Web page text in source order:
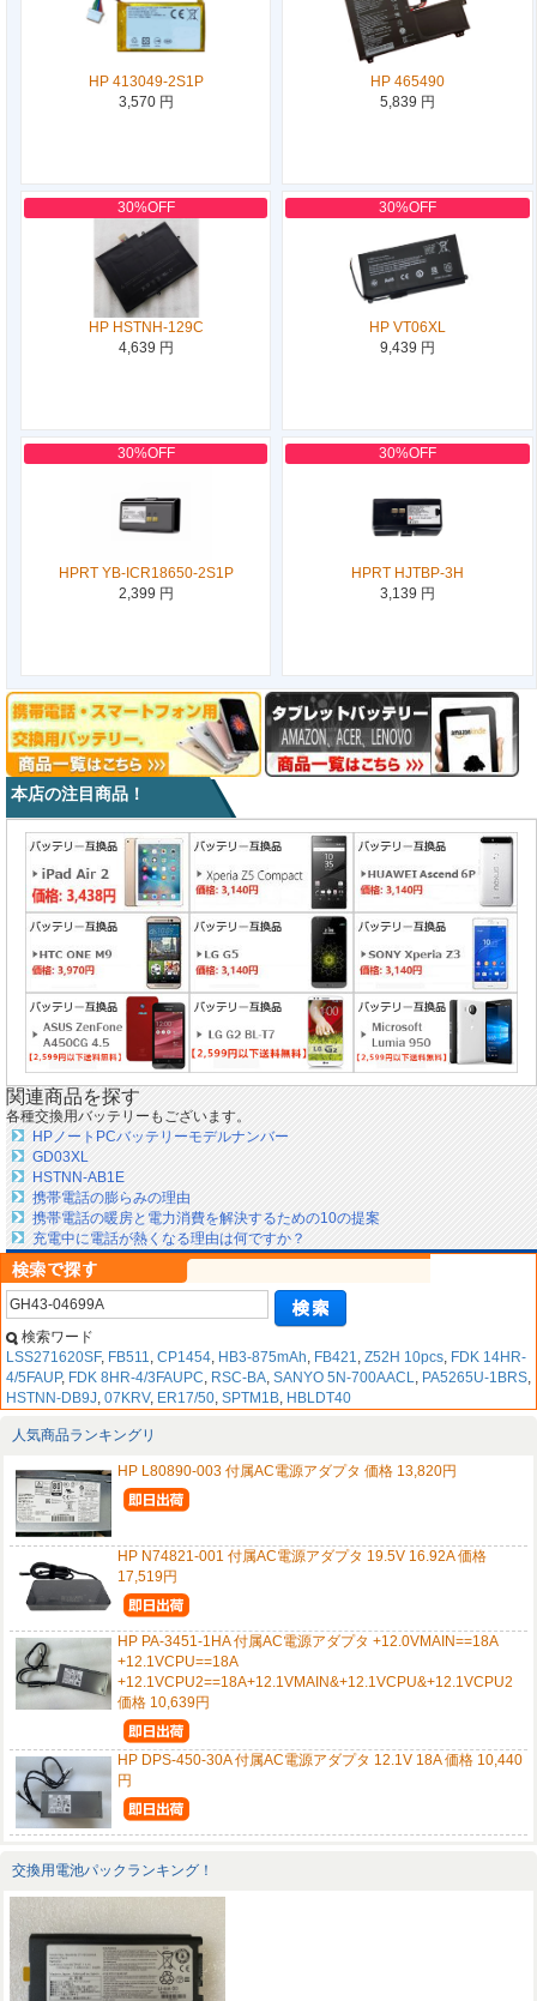
HP 413049-2S1P
3,570 円
HP 465490
5,839 円
30%OFF
HP HSTNH-129C
4,639 円
30%OFF
HP VT06XL
9,439 円
30%OFF
HPRT YB-ICR18650-2S1P
2,399 円
30%OFF
HPRT HJTBP-3H
3,139 円
本店の注目商品！
関連商品を探す
各種交換用バッテリーもございます。
HPノートPCバッテリーモデルナンバー
GD03XL
HSTNN-AB1E
携帯電話の膨らみの理由
携帯電話の暖房と電力消費を解決するための10の提案
充電中に電話が熱くなる理由は何ですか？
検索ワード
LSS271620SF, FB511, CP1454, HB3-875mAh, FB421, Z52H 10pcs, FDK 14HR-
4/5FAUP, FDK 8HR-4/3FAUPC, RSC-BA, SANYO 5N-700AACL, PA5265U-1BRS,
HSTNN-DB9J, 07KRV, ER17/50, SPTM1B, HBLDT40
人気商品ランキングリ
HP L80890-003 付属AC電源アダプタ 価格 13,820円
HP N74821-001 付属AC電源アダプタ 19.5V 16.92A 価格
17,519円
HP PA-3451-1HA 付属AC電源アダプタ +12.0VMAIN==18A
+12.1VCPU==18A
+12.1VCPU2==18A+12.1VMAIN&+12.1VCPU&+12.1VCPU2
価格 10,639円
HP DPS-450-30A 付属AC電源アダプタ 12.1V 18A 価格 10,440
円
交換用電池パックランキング！